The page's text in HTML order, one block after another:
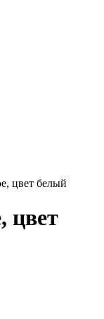
цвет белый
цвет